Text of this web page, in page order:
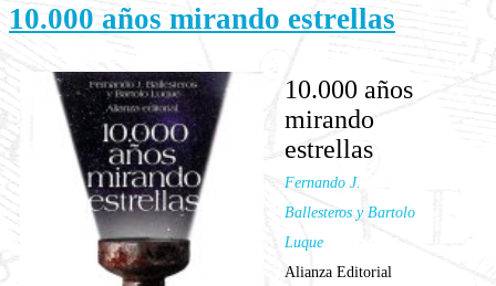
10.000 años mirando estrellas
10.000 años
mirando
estrellas
Fernando J.
Ballesteros y Bartolo
Luque
Alianza Editorial